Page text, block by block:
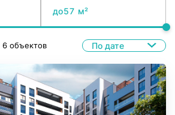
до
6 объектов По дате